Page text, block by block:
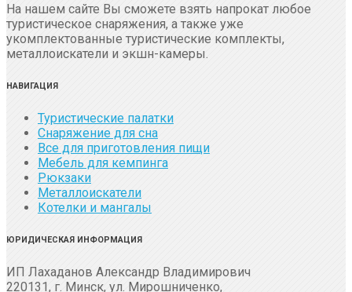
На нашем сайте Вы сможете взять напрокат любое
туристическое снаряжения, а также уже
укомплектованные туристические комплекты,
металлоискатели и экшн-камеры.
НАВИГАЦИЯ
Туристические палатки
Снаряжение для сна
Все для приготовления пищи
Мебель для кемпинга
Рюкзаки
Металлоискатели
Котелки и мангалы
ЮРИДИЧЕСКАЯ ИНФОРМАЦИЯ
ИП Лахаданов Александр Владимирович
220131, г. Минск, ул. Мирошниченко,